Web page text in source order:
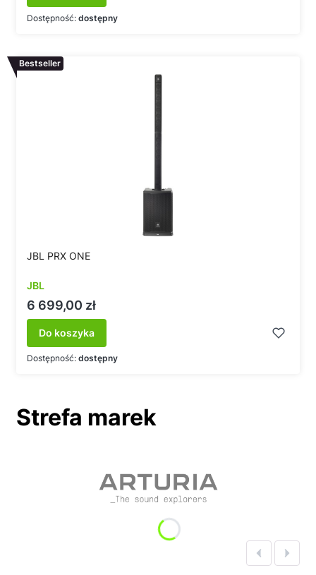
Dostępność: dostępny
Bestseller
JBL PRX ONE
JBL
Cena
6 699,00 zł
Do koszyka
Dostępność: dostępny
Strefa marek